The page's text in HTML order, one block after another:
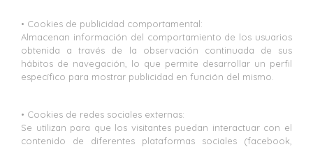
• Cookies de publicidad comportamental:
Almacenan información del comportamiento de los usuarios
obtenida a través de la observación continuada de sus
hábitos de navegación, lo que permite desarrollar un perfil
específico para mostrar publicidad en función del mismo.
• Cookies de redes sociales externas:
Se utilizan para que los visitantes puedan interactuar con el
contenido de diferentes plataformas sociales (facebook,